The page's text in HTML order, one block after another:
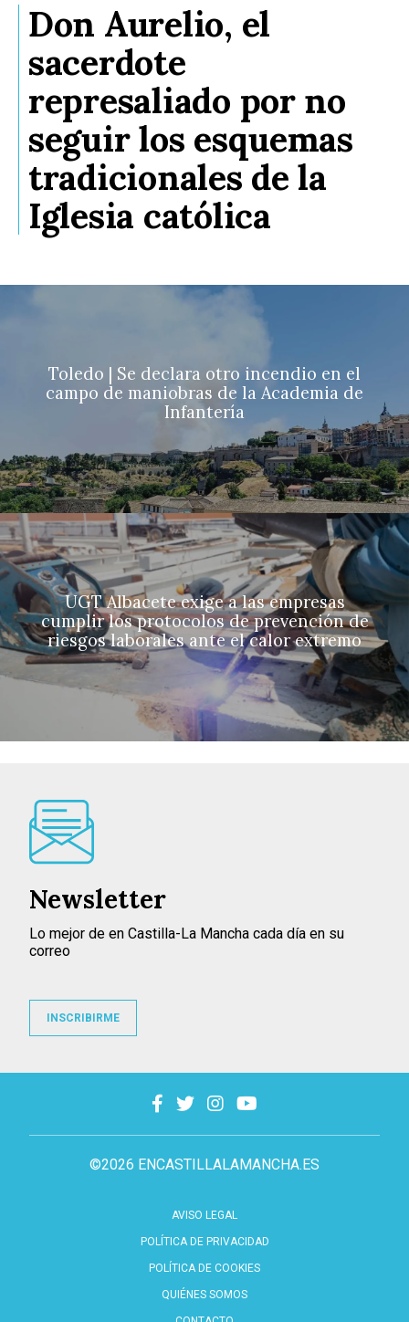
Don Aurelio, el
sacerdote
represaliado por no
seguir los esquemas
tradicionales de la
Iglesia católica
Toledo | Se declara otro incendio en el
campo de maniobras de la Academia de
Infantería
UGT Albacete exige a las empresas
cumplir los protocolos de prevención de
riesgos laborales ante el calor extremo
©2026 ENCASTILLALAMANCHA.ES
AVISO LEGAL
POLÍTICA DE PRIVACIDAD
POLÍTICA DE COOKIES
QUIÉNES SOMOS
Newsletter
Lo mejor de en Castilla-La Mancha cada día en su
correo
INSCRIBIRME